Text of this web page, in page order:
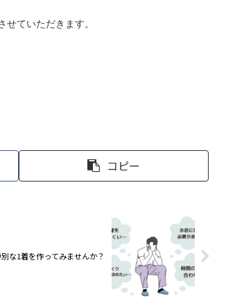
ていただきます。
コピー
な1着を作ってみませんか？